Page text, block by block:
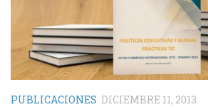
PUBLICACIONES DICIEMBRE 11, 2013